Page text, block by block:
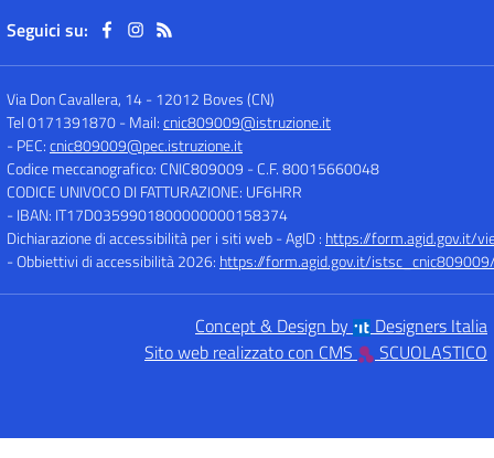
Seguici su:
Via Don Cavallera, 14-12012 Boves (CN)
Tel 0171391870- Mail:cnic809009@istruzione.it
- PEC:cnic809009@pec.istruzione.it
Codice meccanografico: CNIC809009 - C.F. 80015660048
CODICE UNIVOCO DI FATTURAZIONE: UF6HRR
- IBAN: IT17D0359901800000000158374
Dichiarazione di accessibilità per i siti web - AgID : https://form.agid.gov.it/
- Obbiettivi di accessibilità 2026: https://form.agid.gov.it/
Concept & Design by
Designers Italia
Sito web realizzato con CMS
SCUOLASTICO